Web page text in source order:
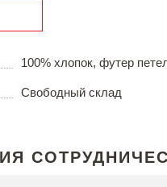
100% хлопок, футер
Свободный склад